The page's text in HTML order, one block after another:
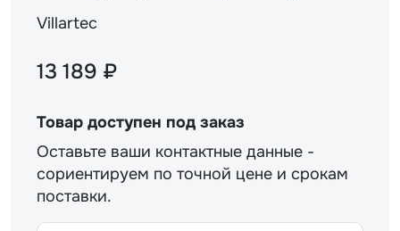
Villartec
13 189 ₽
Товар доступен под заказ
Оставьте ваши контактные данные -
сориентируем по точной цене и срокам
поставки.